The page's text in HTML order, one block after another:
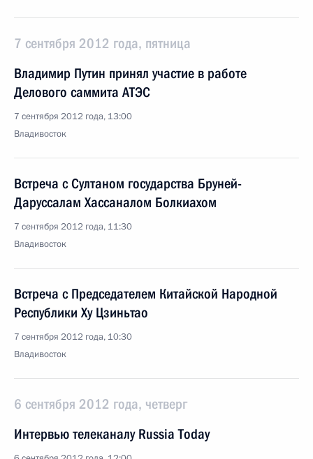
7 сентября 2012 года, пятница
Владимир Путин принял участие в работе
Делового саммита АТЭС
7 сентября 2012 года, 13:00
Владивосток
Встреча с Султаном государства Бруней-
Даруссалам Хассаналом Болкиахом
7 сентября 2012 года, 11:30
Владивосток
Встреча с Председателем Китайской Народной
Республики Ху Цзиньтао
7 сентября 2012 года, 10:30
Владивосток
6 сентября 2012 года, четверг
Интервью телеканалу Russia Today